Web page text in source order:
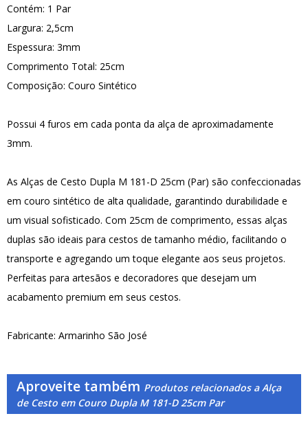
Contém: 1 Par
Largura: 2,5cm
Espessura: 3mm
Comprimento Total: 25cm
Composição: Couro Sintético
Possui 4 furos em cada ponta da alça de aproximadamente
3mm.
As Alças de Cesto Dupla M 181-D 25cm (Par) são confeccionadas
em couro sintético de alta qualidade, garantindo durabilidade e
um visual sofisticado. Com 25cm de comprimento, essas alças
duplas são ideais para cestos de tamanho médio, facilitando o
transporte e agregando um toque elegante aos seus projetos.
Perfeitas para artesãos e decoradores que desejam um
acabamento premium em seus cestos.
Fabricante: Armarinho São José
Aproveite também Produtos relacionados a Alça
de Cesto em Couro Dupla M 181-D 25cm Par